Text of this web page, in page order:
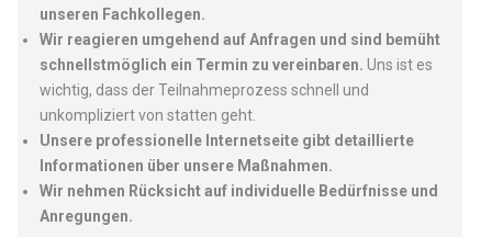
unseren Fachkollegen.
Wir reagieren umgehend auf Anfragen und sind bemüht
schnellstmöglich ein Termin zu vereinbaren. Uns ist es
wichtig, dass der Teilnahmeprozess schnell und
unkompliziert von statten geht.
Unsere professionelle Internetseite gibt detaillierte
Informationen über unsere Maßnahmen.
Wir nehmen Rücksicht auf individuelle Bedürfnisse und
Anregungen.